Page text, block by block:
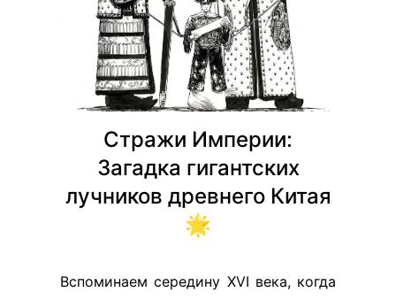
Стражи Империи:
Загадка гигантских
лучников древнего Китая
🌟
Вспоминаем середину XVI века, когда